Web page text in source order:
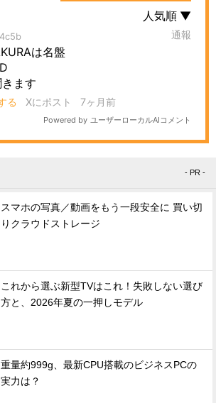
- PR -
スマホの写真／動画をもう一段安全に 買い切
りクラウドストレージ
これから選ぶ新型TVはこれ！失敗しない選び
方と、2026年夏の一押しモデル
重量約999g、最新CPU搭載のビジネスPCの
実力は？